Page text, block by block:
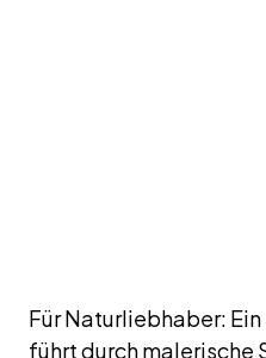
Für Naturliebhaber:
führt durch malerische